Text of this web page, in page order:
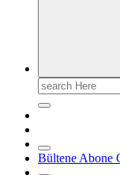
Search
for:
Bültene Abone